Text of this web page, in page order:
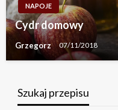
NAPOJE
Cydr domowy
Grzegorz 07/11/2018
Szukaj przepisu